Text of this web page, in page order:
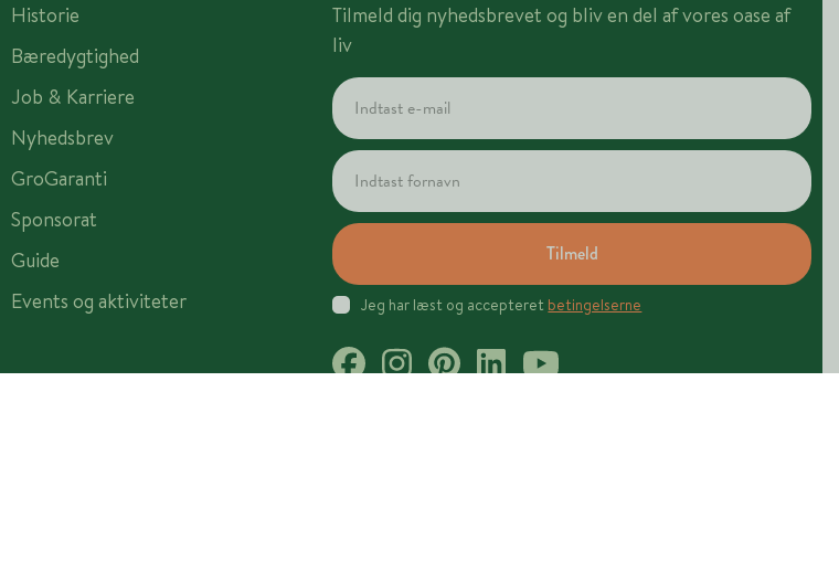
Historie
Bæredygtighed
Job & Karriere
Nyhedsbrev
GroGaranti
Sponsorat
Guide
Events og aktiviteter
Tilmeld dig nyhedsbrevet og bliv en del af vores oase af
liv
Tilmeld
Jeg har læst og accepteret betingelserne